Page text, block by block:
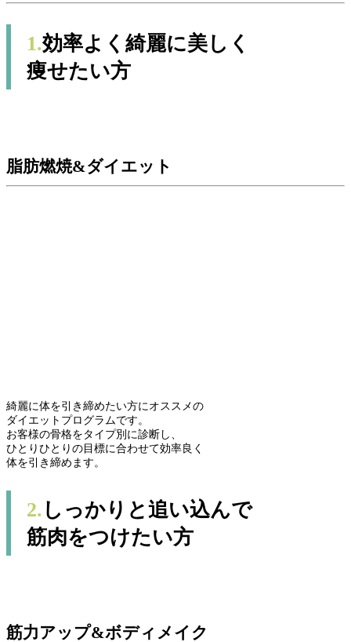
1.効率よく綺麗に美しく
痩せたい方
脂肪燃焼&ダイエット
綺麗に体を引き締めたい方にオススメの
ダイエットプログラムです。
お客様の骨格をタイプ別に診断し、
ひとりひとりの目標に合わせて効率良く
体を引き締めます。
2. しっかりと追い込んで
筋肉をつけたい方
筋力アップ&ボディメイク